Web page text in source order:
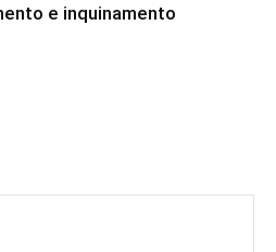
e inquinamento